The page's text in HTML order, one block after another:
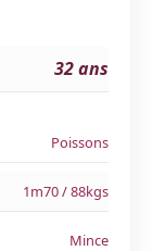
32 ans
Poissons
1m70 / 88kgs
Mince